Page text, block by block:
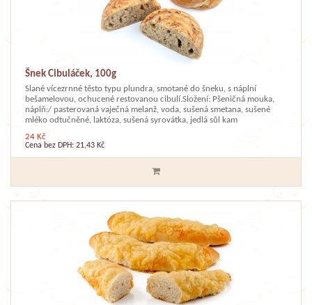
Šnek Cibuláček, 100g
Slané vícezrnné těsto typu plundra, smotané do šneku, s náplní
bešamelovou, ochucené restovanou cibulí.Složení: Pšeničná mouka,
náplň:/ pasterovaná vaječná melanž, voda, sušená smetana, sušené
mléko odtučněné, laktóza, sušená syrovátka, jedlá sůl kam
24 Kč
Cena bez DPH: 21,43 Kč